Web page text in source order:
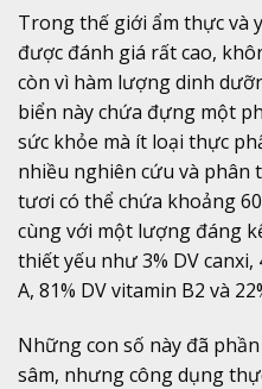
Trong thế giới ẩm thực và
được đánh giá rất cao,
còn vì hàm lượng dinh
biển này chứa đựng một
sức khỏe mà ít loại thực
nhiều nghiên cứu và phân
tươi có thể chứa khoảng
cùng với một lượng đáng
thiết yếu như 3% DV canxi,
A, 81% DV vitamin B2 và
Những con số này đã
sâm, nhưng công dụng